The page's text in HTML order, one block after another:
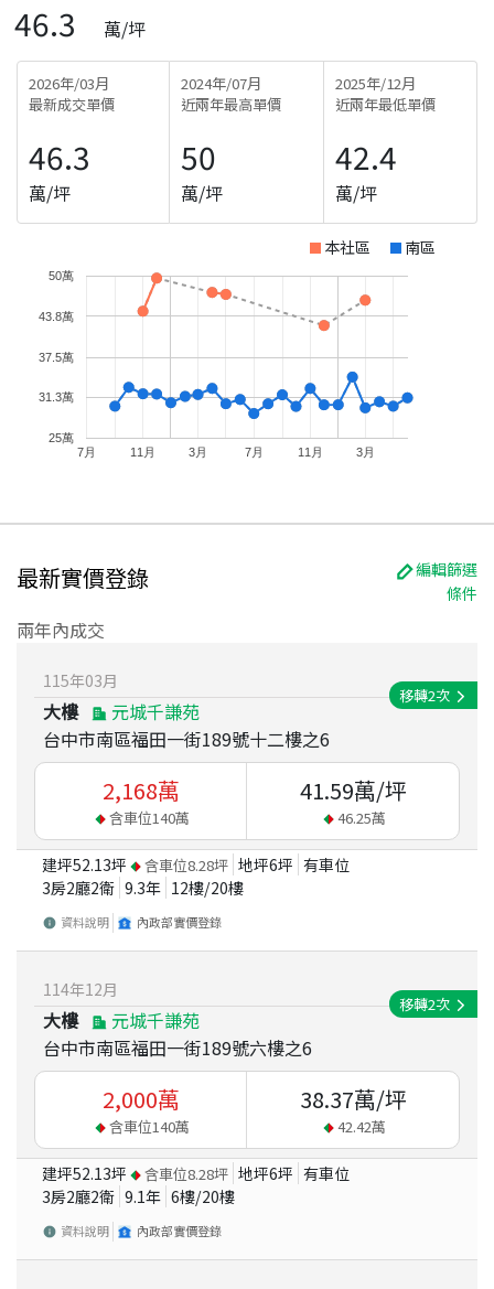
46.3 萬/坪
2026年/03月
最新成交單價
46.3
萬/坪
2024年/07月
近兩年最高單價
50
萬/坪
2025年/12月
近兩年最低單價
42.4
萬/坪
本社區 南區
7月 11月 3月 7月 11月 3月
25萬
31.3萬
37.5萬
43.8萬
50萬
最新實價登錄
編輯篩選
條件
兩年內成交
115年03月
大樓
元城千謙苑
台中市南區福田一街189號十二樓之6
移轉2次
2,168萬
含車位140萬
41.59萬/坪
46.25萬
建坪52.13坪 含車位8.28坪 地坪6坪 有車位
3房2廳2衛 9.3年 12樓/20樓
資料說明 內政部實價登錄
114年12月
大樓
元城千謙苑
台中市南區福田一街189號六樓之6
移轉2次
2,000萬
含車位140萬
38.37萬/坪
42.42萬
建坪52.13坪 含車位8.28坪 地坪6坪 有車位
3房2廳2衛 9.1年 6樓/20樓
資料說明 內政部實價登錄